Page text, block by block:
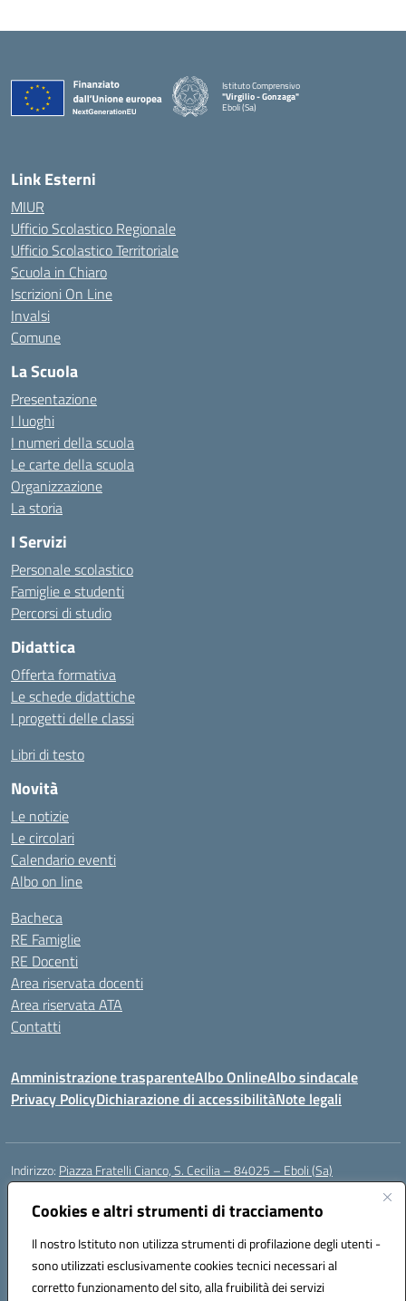
Cookies e altri strumenti di tracciamento
Il nostro Istituto non utilizza strumenti di profilazione degli utenti -
sono utilizzati esclusivamente cookies tecnici necessari al
corretto funzionamento del sito, alla fruibilità dei servizi
Istituto Comprensivo
"Virgilio - Gonzaga"
Eboli (Sa)
Link Esterni
MIUR
Ufficio Scolastico Regionale
Ufficio Scolastico Territoriale
Scuola in Chiaro
Iscrizioni On Line
Invalsi
Comune
La Scuola
Presentazione
I luoghi
I numeri della scuola
Le carte della scuola
Organizzazione
La storia
I Servizi
Personale scolastico
Famiglie e studenti
Percorsi di studio
Didattica
Offerta formativa
Le schede didattiche
I progetti delle classi
Libri di testo
Novità
Le notizie
Le circolari
Calendario eventi
Albo on line
Bacheca
RE Famiglie
RE Docenti
Area riservata docenti
Area riservata ATA
Contatti
Amministrazione trasparenteAlbo OnlineAlbo sindacale
Privacy PolicyDichiarazione di accessibilitàNote legali
Indirizzo: Piazza Fratelli Cianco, S. Cecilia – 84025 – Eboli (Sa)
Centralino:
Posta elettronica certificata (PEC):saic81900c@pec.istruzione.it
Codice fiscale: 91028680659
Codice meccanografico:SAIC81900C
Codice Indice delle Pubbliche Amministrazioni (IPA): istsc_saic81900c